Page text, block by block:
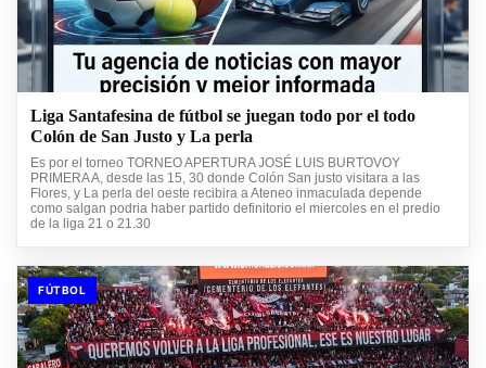
Liga Santafesina de fútbol se juegan todo por el todo
Colón de San Justo y La perla
Es por el torneo TORNEO APERTURA JOSÉ LUIS BURTOVOY
PRIMERA A, desde las 15, 30 donde Colón San justo visitara a las
Flores, y La perla del oeste recibira a Ateneo inmaculada depende
como salgan podria haber partido definitorio el miercoles en el predio
de la liga 21 o 21.30
FÚTBOL